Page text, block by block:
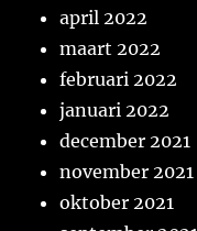
april 2022
maart 2022
februari 2022
januari 2022
december 2021
november 2021
oktober 2021